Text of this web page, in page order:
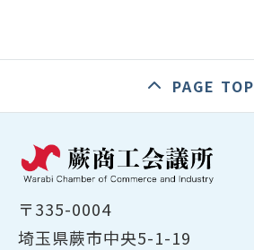
PAGE TOP
〒335-0004
埼玉県蕨市中央5-1-19